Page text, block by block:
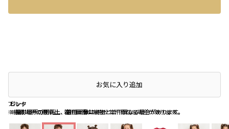
ブルー
※撮影場所の関係上、着用画像は実物と若干異なる場合があります。
ピンク
※撮影場所の関係上、着用画像は実物と若干異なる場合があります。
レッド
※撮影場所の関係上、着用画像は実物と若干異なる場合があります。
店頭在庫を確認するお気に入り追加